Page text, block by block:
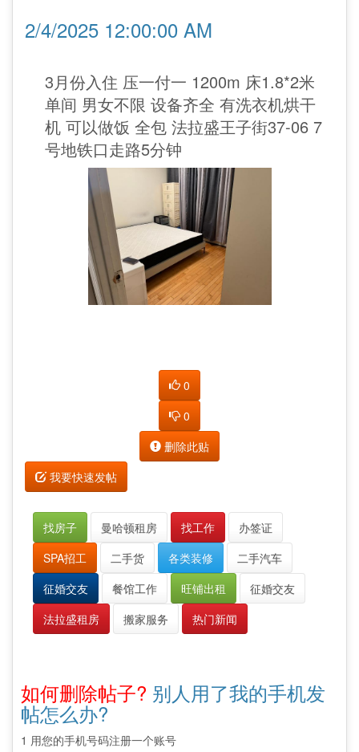
2/4/2025 12:00:00 AM
3月份入住 压一付一 1200m 床1.8*2米
单间 男女不限 设备齐全 有洗衣机烘干
机 可以做饭 全包 法拉盛王子街37-06 7
号地铁口走路5分钟
0
0
删除此贴
我要快速发帖
找房子 曼哈顿租房 找工作
办签证
SPA招工
二手货 各类装修
二手汽车
征婚交友
餐馆工作 旺铺出租
征婚交友
法拉盛租房
搬家服务 热门新闻
如何删除帖子? 别人用了我的手机发
帖怎么办?
1 用您的手机号码注册一个账号